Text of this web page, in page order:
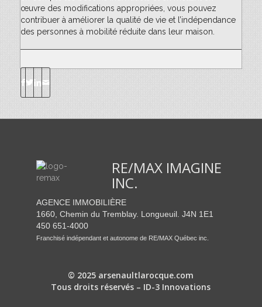
œuvre des modifications appropriées, vous pouvez
contribuer à améliorer la qualité de vie et l’indépendance
des personnes à mobilité réduite dans leur maison.
RE/MAX IMAGINE
INC.
AGENCE IMMOBILIÈRE
1660, Chemin du Tremblay. Longueuil. J4N 1E1
450 651-4000
Franchisé indépendant et autonome de RE/MAX Québec inc.
© 2025 arsenaultlarocque.com
Tous droits réservés – ID-3 Innovations